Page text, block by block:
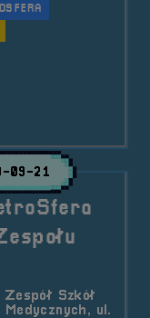
&#8211; Zespół
09-21
Zespół Szkół
Medycznych, ul.